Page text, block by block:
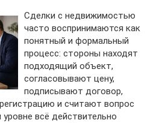
Сделки с недвижимостью
часто воспринимаются как
понятный и формальный
процесс: стороны находят
подходящий объект,
согласовывают цену,
подписывают договор,
и считают вопрос
всё действительно